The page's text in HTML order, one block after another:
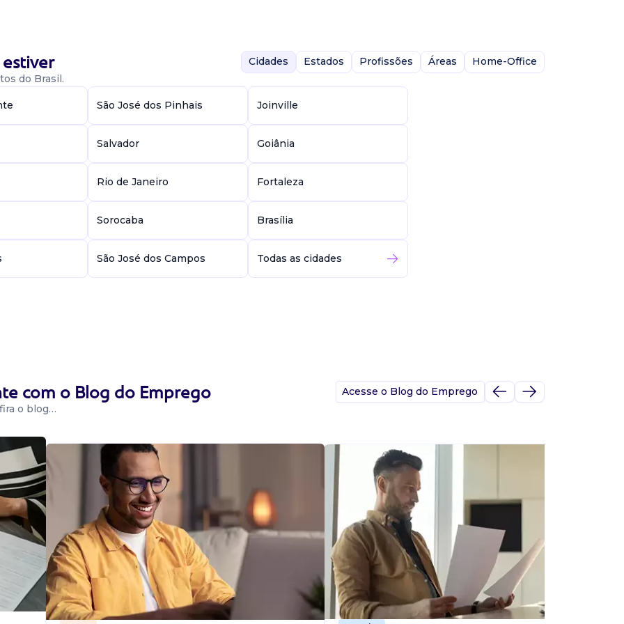
mantenha seu
do setor
novos
fot...
e
e
para
do Brasil.
Cidades Estados Profissões Áreas Home-Office
São José dos Pinhais Joinville
Salvador Goiânia
Rio de Janeiro Fortaleza
Sorocaba Brasília
São José dos Campos Todas as cidades
com o Blog do Emprego
o blog…
Acesse o Blog do Emprego